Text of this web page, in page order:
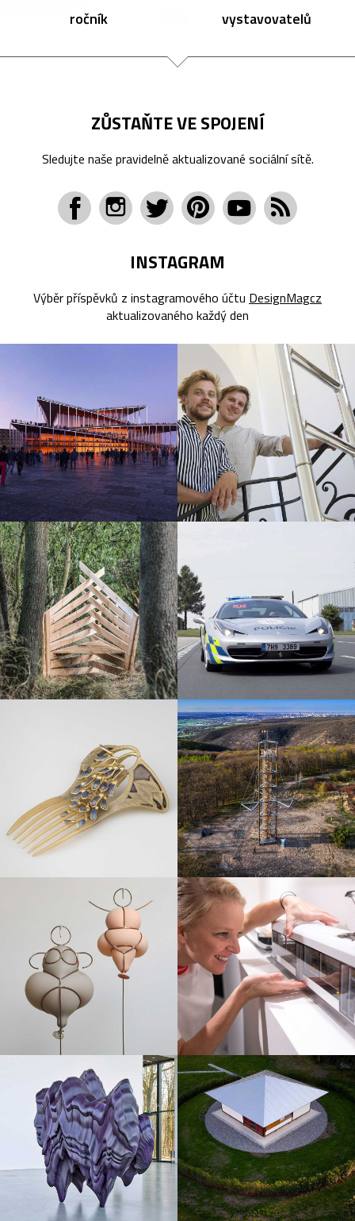
ročník vystavovatelů
ZŮSTAŇTE VE SPOJENÍ
Sledujte naše pravidelně aktualizované sociální sítě.
INSTAGRAM
Výběr příspěvků z instagramového účtu DesignMagcz
aktualizovaného každý den